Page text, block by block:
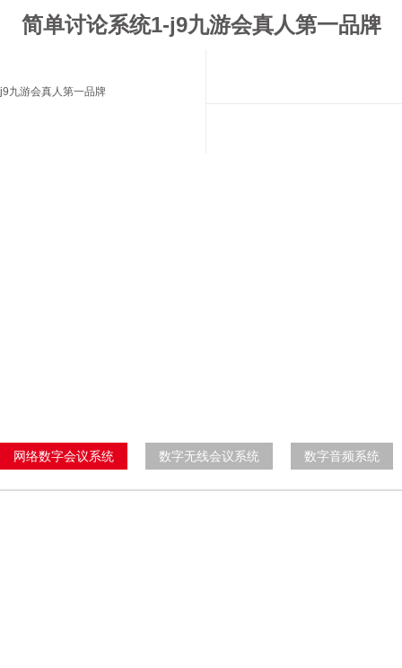
简单讨论系统1-j9九游会真人第一品牌
j9九游会真人第一品牌
网络数字会议系统 数字无线会议系统 数字音频系统